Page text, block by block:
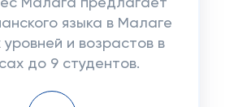
Малага предлагает
языка в Малаге
уровней и возрастов в
до 9 студентов.